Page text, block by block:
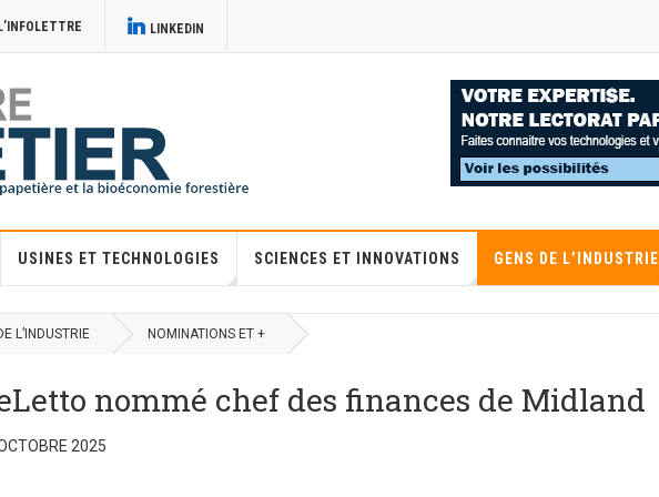
LINKEDIN
USINES ET TECHNOLOGIES SCIENCES ET INNOVATIONS GENS DE L’INDUSTRIE
L’INDUSTRIE NOMINATIONS ET +
nommé chef des finances de Midland
2025